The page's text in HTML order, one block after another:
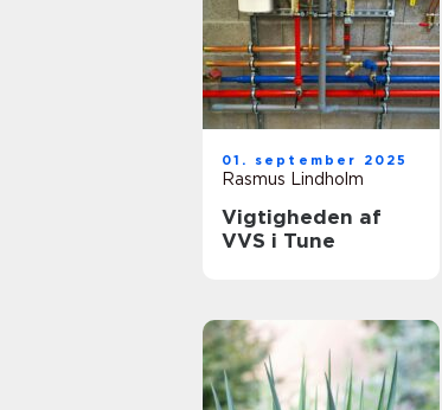
01. september 2025
Rasmus Lindholm
Vigtigheden af
VVS i Tune